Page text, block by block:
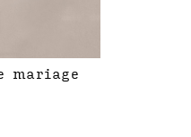
mariage